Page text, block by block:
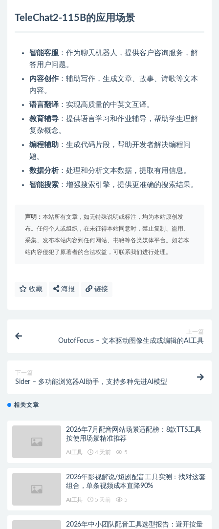
TeleChat2-115B的应用场景
智能客服 ：作为聊天机器人，提供客户咨询服务，解
答用户问题。
内容创作 ：辅助写作，生成文章、故事、诗歌等文本
内容。
语言翻译 ：实现高质量的中英文互译。
教育辅导 ：提供语言学习和作业辅导，帮助学生理解
复杂概念。
编程辅助 ：生成代码片段，帮助开发者解决编程问
题。
数据分析 ：处理和分析文本数据，提取有用信息。
智能搜索 ：增强搜索引擎，提供更准确的搜索结果。
声明： 本站所有文章，如无特殊说明或标注，均为本站原创发
布。任何个人或组织，在未征得本站同意时，禁止复制、盗用、
采集、发布本站内容到任何网站、书籍等各类媒体平台。如若本
站内容侵犯了原著者的合法权益，可联系我们进行处理。
收藏 海报 链接
上一篇
OutofFocus – 文本驱动图像生成或编辑的AI工具
下一篇
Sider – 多功能浏览器AI助手，支持多种先进AI模型
相关文章
2026年7月配音网站场景适配榜：8款TTS工具
按使用场景精准推荐
AI工具 4 天前 5
2026年影视解说/短剧配音工具实测：找对这套
组合，单条视频成本直降90%
AI工具 5 天前 5
2026年中小团队配音工具选型报告：避开按量